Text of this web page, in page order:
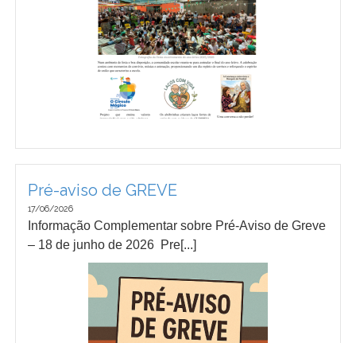
Pré-aviso de GREVE
17/06/2026
Informação Complementar sobre Pré-Aviso de Greve
– 18 de junho de 2026 Pre[...]